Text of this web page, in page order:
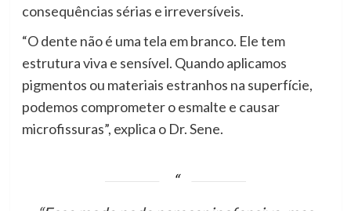
consequências sérias e irreversíveis.
“O dente não é uma tela em branco. Ele tem
estrutura viva e sensível. Quando aplicamos
pigmentos ou materiais estranhos na superfície,
podemos comprometer o esmalte e causar
microfissuras”, explica o Dr. Sene.